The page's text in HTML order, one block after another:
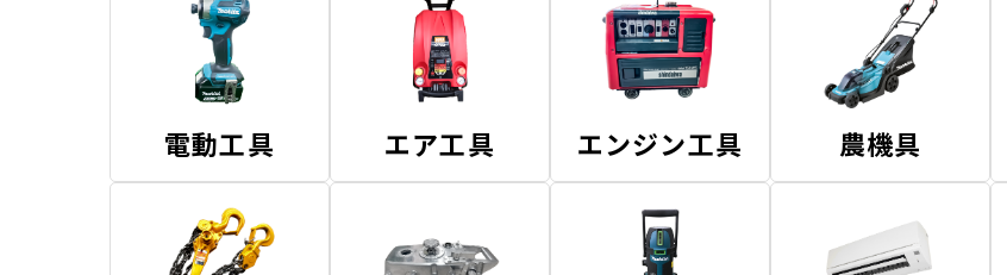
電動工具 エア工具 エンジン工具 農機具